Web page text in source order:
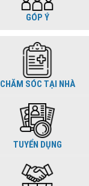
GÓP Ý
CHĂM SÓC TẠI NHÀ
TUYỂN DỤNG